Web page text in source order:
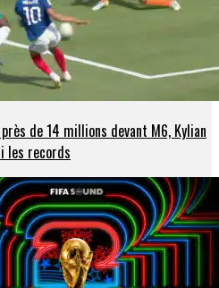
de 14 millions devant M6, Kylian
les records